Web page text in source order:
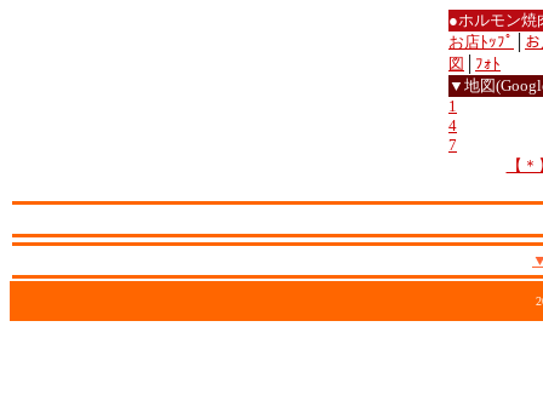
●ホルモン
お店ﾄｯﾌﾟ
図
ﾌｫﾄ
▼地図
1
4
7
【